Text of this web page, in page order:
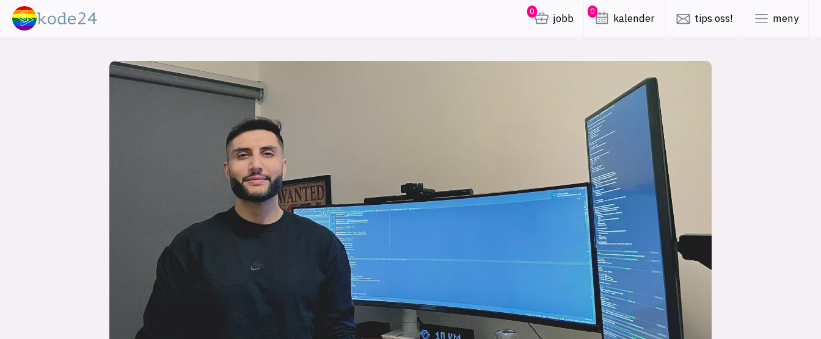
0
jobb
0
kalender tips oss! meny
KI
kontor frontend backend
apputvikling
design tilgjengelighet ukas koder
lys modus
mørk modus
nyhetsbrev
kode24-klubben
LinkedIn
Bluesky
Facebook
annonsepriser
annonseguide
suksesshistorier
Bli firmapartner